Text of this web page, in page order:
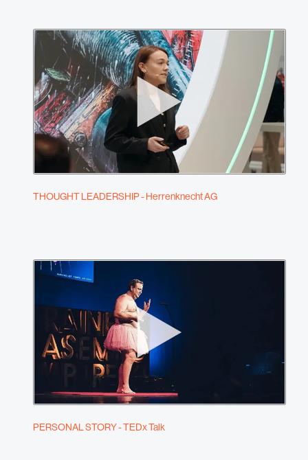
THOUGHT LEADERSHIP - Herrenknecht AG
PERSONAL STORY - TEDx Talk